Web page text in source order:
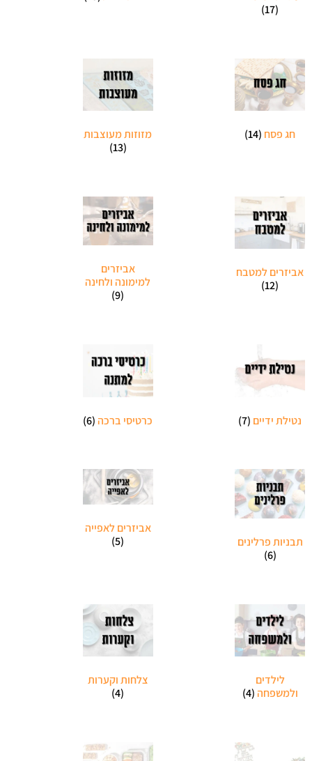
(17)
חג פסח (14)
מזוזות מעוצבות
(13)
אביזרים למטבח
(12)
אביזרים
למימונה ולחינה
(9)
נטילת ידיים (7) כרטיסי ברכה(6)
תבניות פרלינים
(6)
אביזרים לאפייה
(5)
לילדים
ולמשפחה(4)
צלחות וקערות
(4)